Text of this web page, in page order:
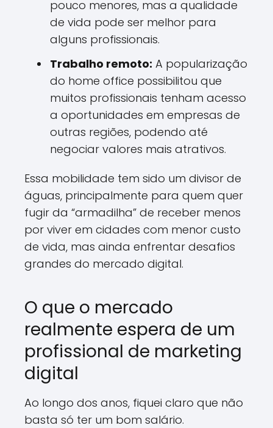
pouco menores, mas a qualidade
de vida pode ser melhor para
alguns profissionais.
Trabalho remoto: A popularização
do home office possibilitou que
muitos profissionais tenham acesso
a oportunidades em empresas de
outras regiões, podendo até
negociar valores mais atrativos.
Essa mobilidade tem sido um divisor de
águas, principalmente para quem quer
fugir da “armadilha” de receber menos
por viver em cidades com menor custo
de vida, mas ainda enfrentar desafios
grandes do mercado digital.
O que o mercado
realmente espera de um
profissional de marketing
digital
Ao longo dos anos, fiquei claro que não
basta só ter um bom salário.